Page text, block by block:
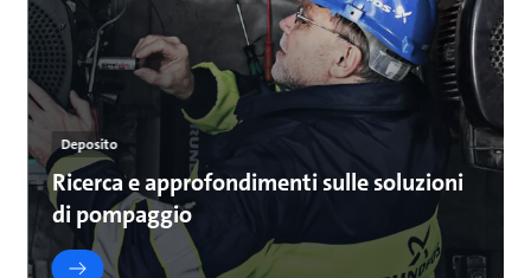
Deposito
Ricerca e approfondimenti sulle soluzioni
di pompaggio